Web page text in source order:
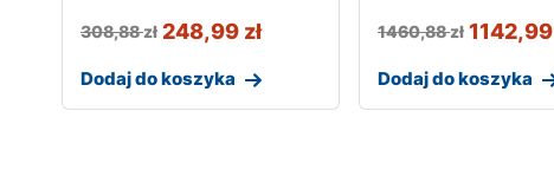
308,88zł 248,99 zł
Dodaj do koszyka
1460,88zł 1142,99
Dodaj do koszyka